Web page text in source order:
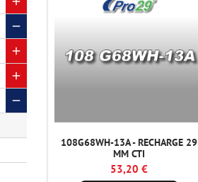
108G68WH-13A - RECHARGE 29
MM CTI
53,20 €